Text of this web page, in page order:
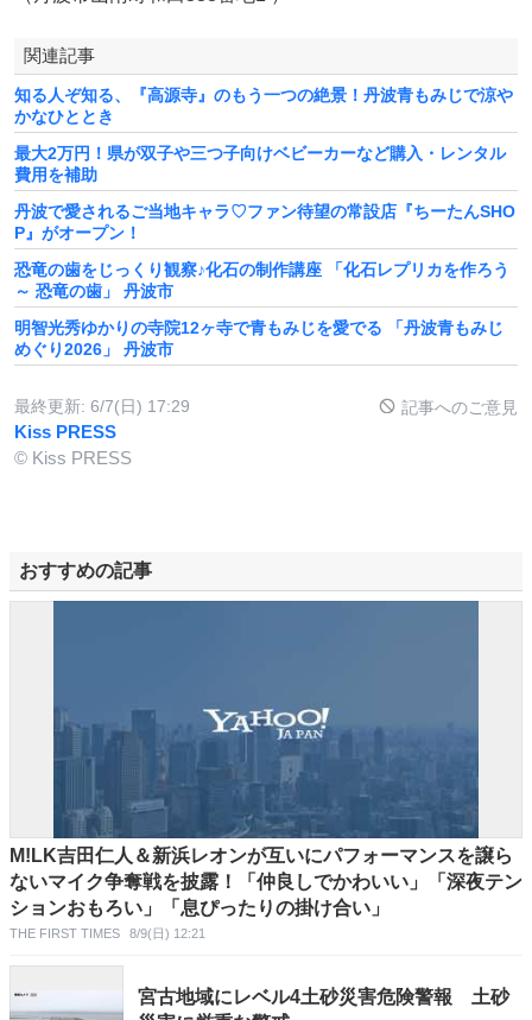
関連記事
知る人ぞ知る、『高源寺』のもう一つの絶景！丹波青もみじで涼や
かなひととき
最大2万円！県が双子や三つ子向けベビーカーなど購入・レンタル
費用を補助
丹波で愛されるご当地キャラ♡ファン待望の常設店『ちーたんSHO
P』がオープン！
恐竜の歯をじっくり観察♪化石の制作講座 「化石レプリカを作ろう
～ 恐竜の歯」 丹波市
明智光秀ゆかりの寺院12ヶ寺で青もみじを愛でる 「丹波青もみじ
めぐり2026」 丹波市
最終更新: 6/7(日) 17:29 記事へのご意見
Kiss PRESS
© Kiss PRESS
おすすめの記事
M!LK吉田仁人＆新浜レオンが互いにパフォーマンスを譲ら
ないマイク争奪戦を披露！「仲良しでかわいい」「深夜テン
ションおもろい」「息ぴったりの掛け合い」
THE FIRST TIMES 8/9(日) 12:21
宮古地域にレベル4土砂災害危険警報 土砂